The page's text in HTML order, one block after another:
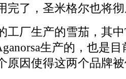
完了，圣米格尔也将
工厂生产的雪茄，其中
生产的，也是
原因使得这两个品牌